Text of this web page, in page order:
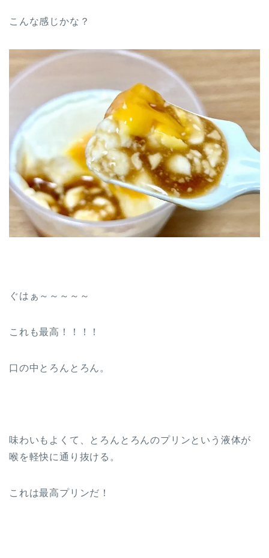
こんな感じかな？
ぐはぁ～～～～～
これも最高！！！！
口の中とろんとろん。
味わいもよくて、とろんとろんのプリンという液体が
喉を軽快に通り抜ける。
これは最高プリンだ！